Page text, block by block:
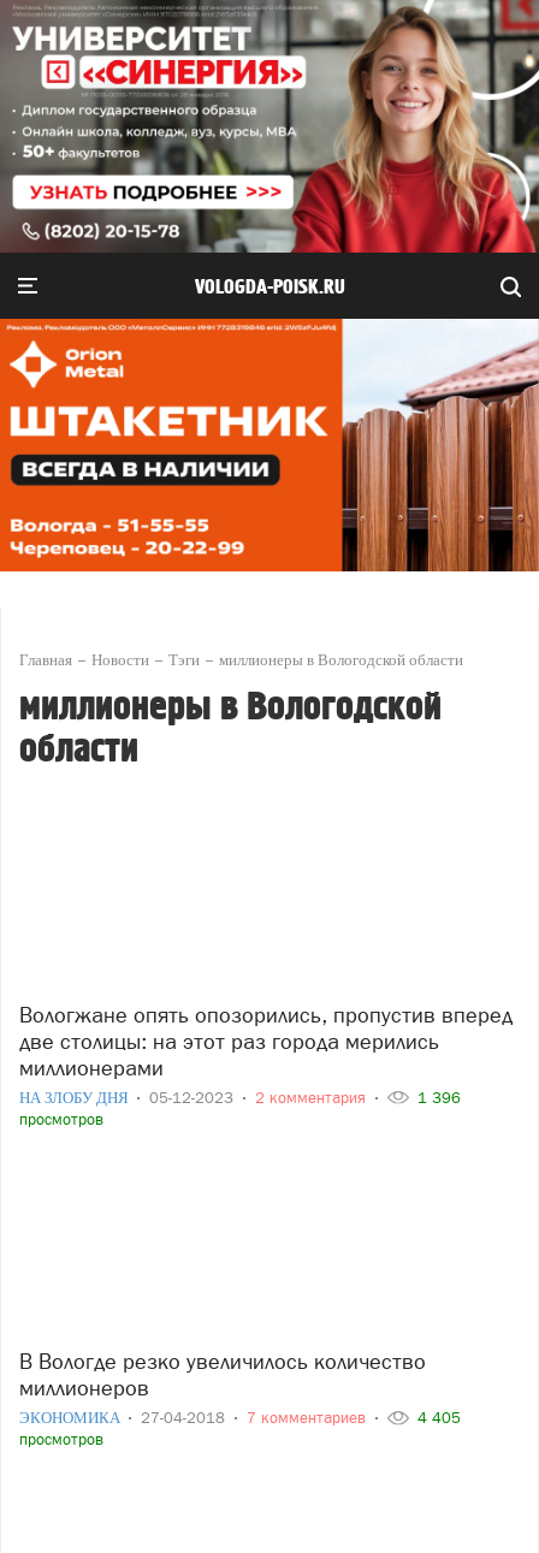
VOLOGDA-POISK.RU
Главная Новости Тэги миллионеры в Вологодской области
миллионеры в Вологодской
области
Вологжане опять опозорились, пропустив вперед
две столицы: на этот раз города мерились
миллионерами
НА ЗЛОБУ ДНЯ 05-12-2023 2 комментария
1 396
просмотров
В Вологде резко увеличилось количество
миллионеров
ЭКОНОМИКА 27-04-2018 7 комментариев
4 405
просмотров